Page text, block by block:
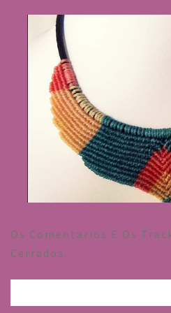
Os Comentarios E Os
Cerrados.